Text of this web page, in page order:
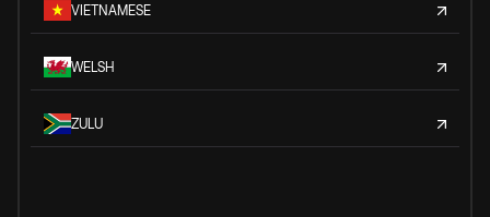
VIETNAMESE
WELSH
ZULU